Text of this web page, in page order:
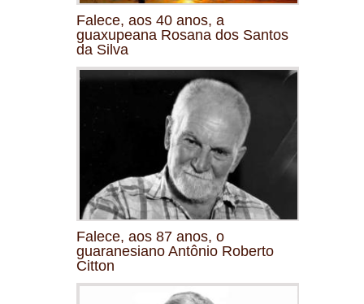
Falece, aos 40 anos, a
guaxupeana Rosana dos Santos
da Silva
Falece, aos 87 anos, o
guaranesiano Antônio Roberto
Citton